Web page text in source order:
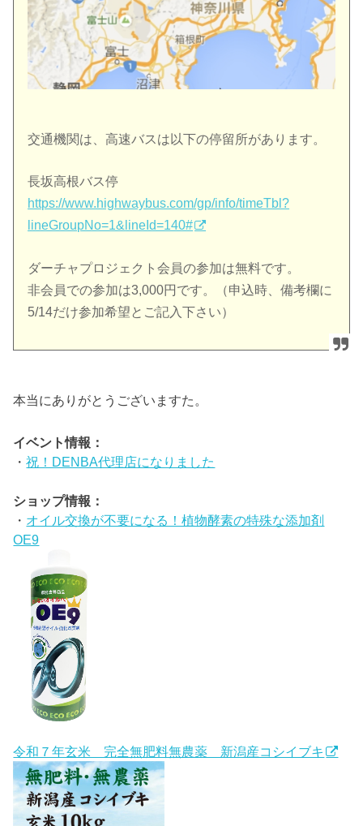
交通機関は、高速バスは以下の停留所があります。
長坂高根バス停
https://www.highwaybus.com/gp/info/timeTbl?
lineGroupNo=1& lineId=140#
ダーチャプロジェクト会員の参加は無料です。
非会員での参加は3,000円です。（申込時、備考欄に
5/14だけ参加希望とご記入下さい）
本当にありがとうございますた。
イベント情報：
・祝！DENBA代理店になりました
ショップ情報：
・ オイル交換が不要になる！植物酵素の特殊な添加剤
OE9
令和７年玄米 完全無肥料無農薬 新潟産コシイブキ